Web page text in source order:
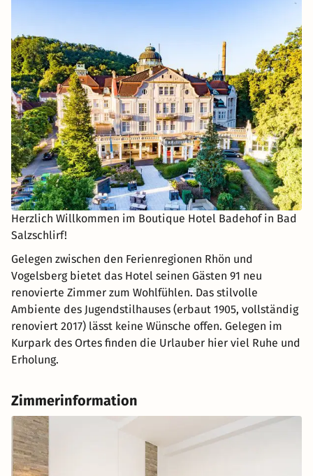
Herzlich Willkommen im Boutique Hotel Badehof in Bad
Salzschlirf!
Gelegen zwischen den Ferienregionen Rhön und
Vogelsberg bietet das Hotel seinen Gästen 91 neu
renovierte Zimmer zum Wohlfühlen. Das stilvolle
Ambiente des Jugendstilhauses (erbaut 1905, vollständig
renoviert 2017) lässt keine Wünsche offen. Gelegen im
Kurpark des Ortes finden die Urlauber hier viel Ruhe und
Erholung.
Zimmerinformation